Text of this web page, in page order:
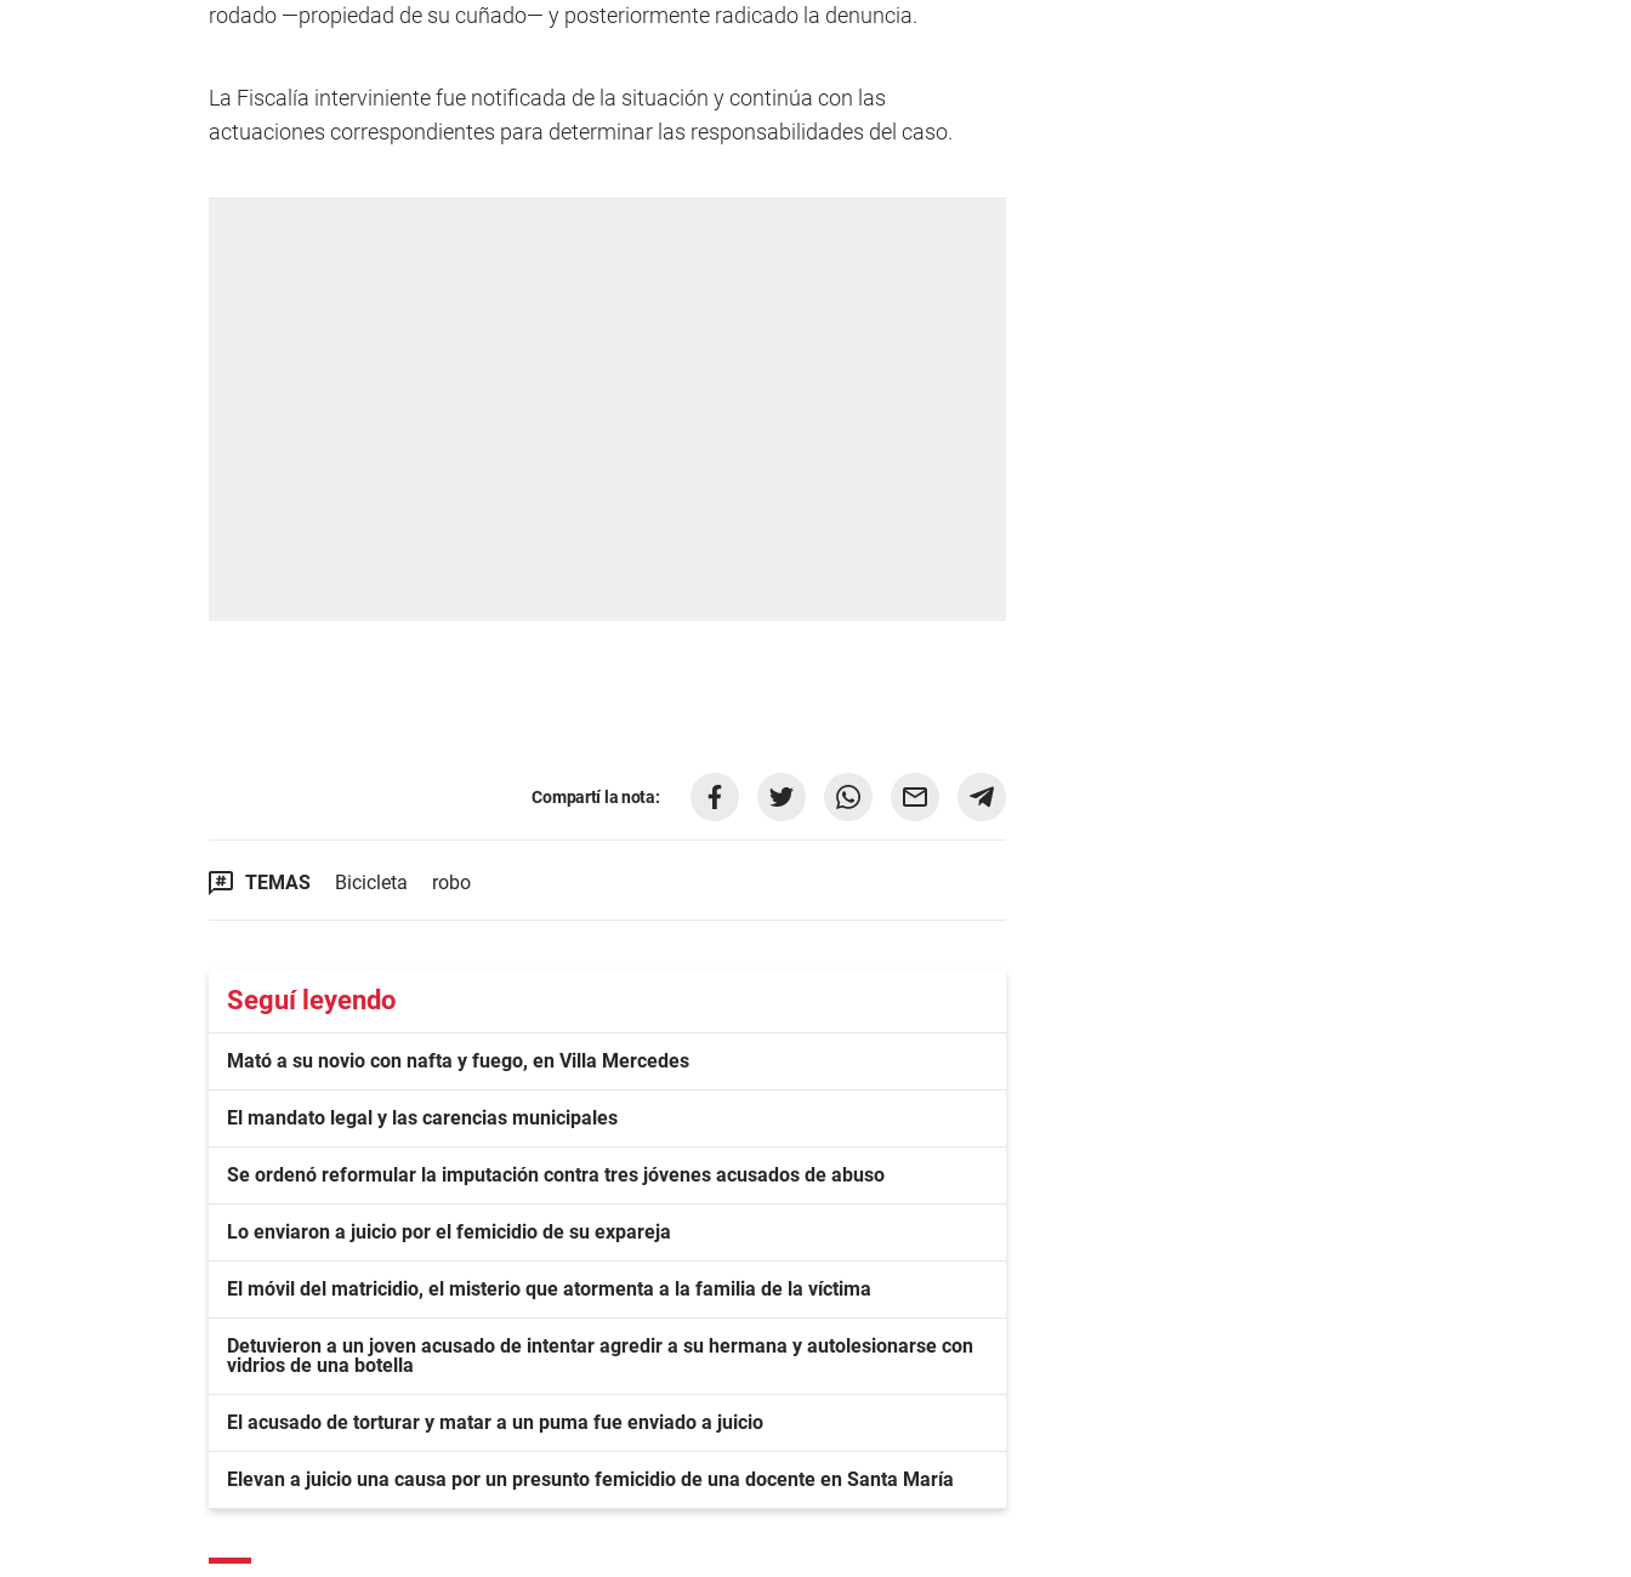
rodado —propiedad de su cuñado— y posteriormente radicado la denuncia.
La Fiscalía interviniente fue notificada de la situación y continúa con las
actuaciones correspondientes para determinar las responsabilidades del caso.
Compartí la nota:
TEMAS Bicicleta robo
Seguí leyendo
Mató a su novio con nafta y fuego, en Villa Mercedes
El mandato legal y las carencias municipales
Se ordenó reformular la imputación contra tres jóvenes acusados de abuso
Lo enviaron a juicio por el femicidio de su expareja
El móvil del matricidio, el misterio que atormenta a la familia de la víctima
Detuvieron a un joven acusado de intentar agredir a su hermana y autolesionarse con
vidrios de una botella
El acusado de torturar y matar a un puma fue enviado a juicio
Elevan a juicio una causa por un presunto femicidio de una docente en Santa María